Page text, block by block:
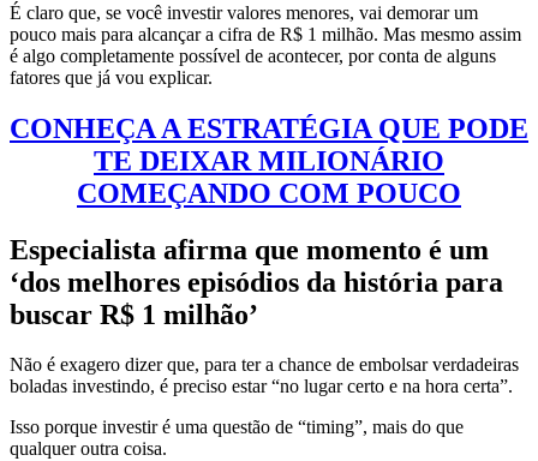
É claro que, se você investir valores menores, vai demorar um
pouco mais para alcançar a cifra de R$ 1 milhão. Mas mesmo assim
é algo completamente possível de acontecer, por conta de alguns
fatores que já vou explicar.
CONHEÇA A ESTRATÉGIA QUE PODE
TE DEIXAR MILIONÁRIO
COMEÇANDO COM POUCO
Especialista afirma que momento é um
‘dos melhores episódios da história para
buscar R$ 1 milhão’
Não é exagero dizer que, para ter a chance de embolsar verdadeiras
boladas investindo, é preciso estar “no lugar certo e na hora certa”.
Isso porque investir é uma questão de “timing”, mais do que
qualquer outra coisa.